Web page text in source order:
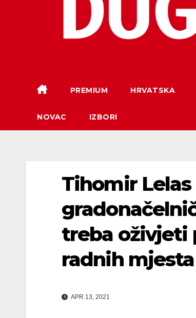
PREMIUM HRVATSKA
NOVAC IZBORI
Tihomir
treba oživjeti
radnih
APR 13, 2021